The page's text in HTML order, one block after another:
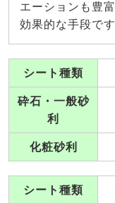
エーションも豊
効果的な手段です
シート種類
砕石・一般砂
利
化粧砂利
シート種類